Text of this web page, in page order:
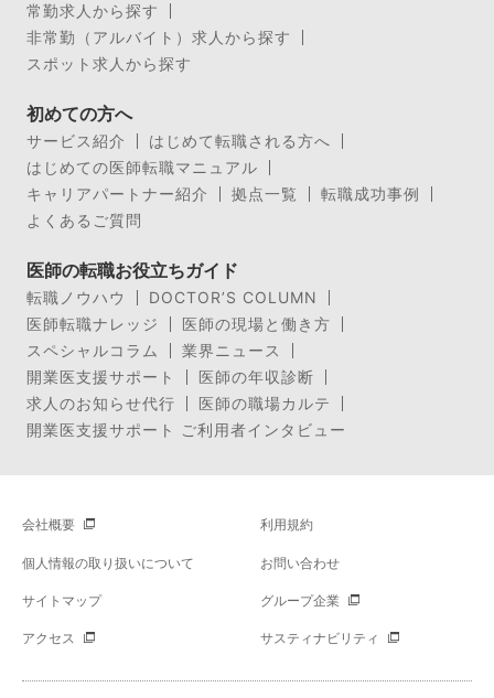
常勤求人から探す
非常勤（アルバイト）求人から探す
スポット求人から探す
初めての方へ
サービス紹介
はじめて転職される方へ
はじめての医師転職マニュアル
キャリアパートナー紹介
拠点一覧
転職成功事例
よくあるご質問
医師の転職お役立ちガイド
転職ノウハウ
DOCTOR’S COLUMN
医師転職ナレッジ
医師の現場と働き方
スペシャルコラム
業界ニュース
開業医支援サポート
医師の年収診断
求人のお知らせ代行
医師の職場カルテ
開業医支援サポート ご利用者インタビュー
会社概要 利用規約
個人情報の取り扱いについて お問い合わせ
サイトマップ グループ企業
アクセス サスティナビリティ